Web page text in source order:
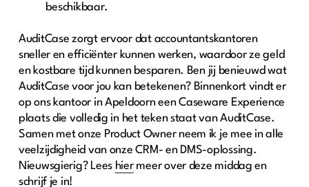
beschikbaar.
AuditCase zorgt ervoor dat accountantskantoren
sneller en efficiënter kunnen werken, waardoor ze geld
en kostbare tijd kunnen besparen. Ben jij benieuwd wat
AuditCase voor jou kan betekenen? Binnenkort vindt er
op ons kantoor in Apeldoorn een Caseware Experience
plaats die volledig in het teken staat van AuditCase.
Samen met onze Product Owner neem ik je mee in alle
veelzijdigheid van onze CRM- en DMS-oplossing.
Nieuwsgierig? Lees hiermeer over deze middag en
schrijf je in!